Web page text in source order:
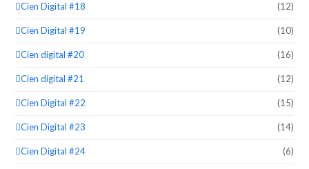
Cien Digital #18 (12)
Cien Digital #19 (10)
Cien digital #20 (16)
Cien digital #21 (12)
Cien Digital #22 (15)
Cien Digital #23 (14)
Cien Digital #24 (6)